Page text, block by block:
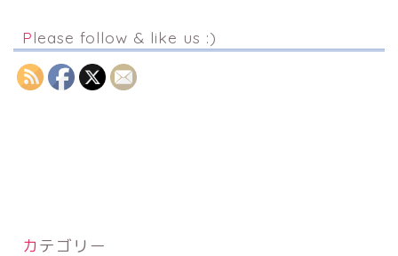
Please follow & like us :)
カテゴリー